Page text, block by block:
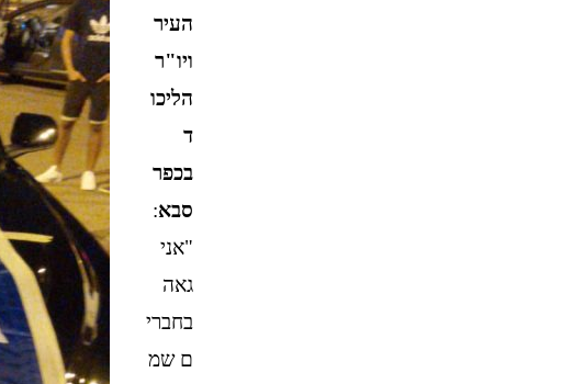
העיר
ויו"ר
הליכו
ד
בכפר
סבא:
"אני
גאה
בחברי
ם שמ